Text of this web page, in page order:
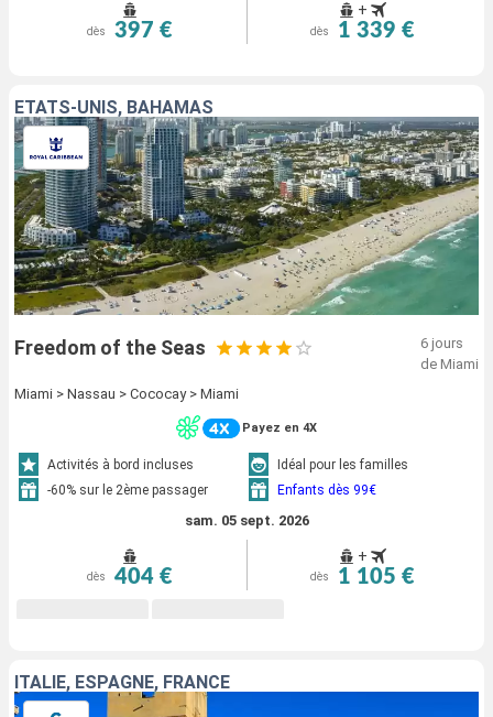
dès 397 €
+
dès 1 339 €
ÉTATS-UNIS, BAHAMAS
Freedom of the Seas
6 jours
de Miami
Miami > Nassau > Cococay > Miami
Payez en 4X
Activités à bord incluses
Idéal pour les familles
-60% sur le 2ème passager
Enfants dès 99€
sam. 05 sept. 2026
dès 404 €
+
dès 1 105 €
ITALIE, ESPAGNE, FRANCE